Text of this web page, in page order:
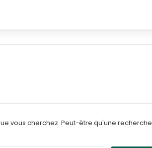
vous cherchez. Peut-être qu'une